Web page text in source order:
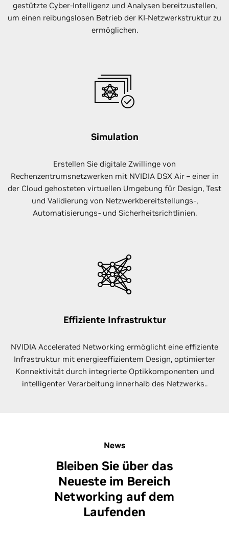
gestützte Cyber-Intelligenz und Analysen bereitzustellen,
um einen reibungslosen Betrieb der KI-Netzwerkstruktur zu
ermöglichen.
Simulation
Erstellen Sie digitale Zwillinge von
Rechenzentrumsnetzwerken mit NVIDIA DSX Air – einer in
der Cloud gehosteten virtuellen Umgebung für Design, Test
und Validierung von Netzwerkbereitstellungs-,
Automatisierungs- und Sicherheitsrichtlinien.
Effiziente Infrastruktur
NVIDIA Accelerated Networking ermöglicht eine effiziente
Infrastruktur mit energieeffizientem Design, optimierter
Konnektivität durch integrierte Optikkomponenten und
intelligenter Verarbeitung innerhalb des Netzwerks..
News
Bleiben Sie über das
Neueste im Bereich
Networking auf dem
Laufenden